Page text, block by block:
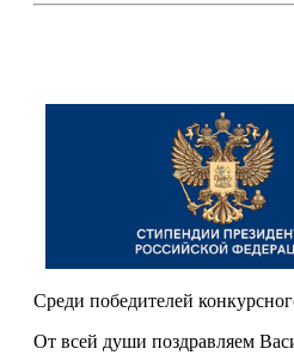
Среди победителей
От всей души поздравляем